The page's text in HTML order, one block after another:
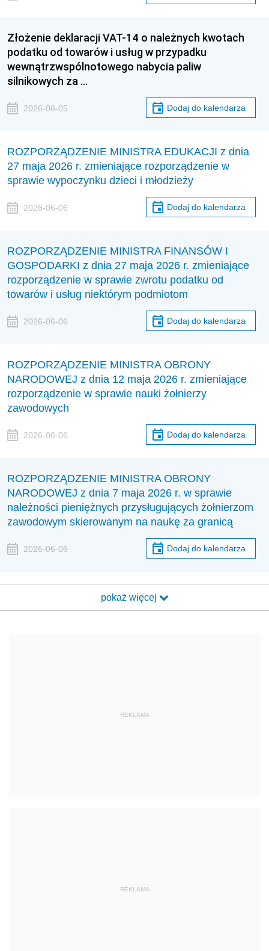
Złożenie deklaracji VAT-14 o należnych kwotach
podatku od towarów i usług w przypadku
wewnątrzwspólnotowego nabycia paliw
silnikowych za …
2026-06-05 Dodaj do kalendarza
ROZPORZĄDZENIE MINISTRA EDUKACJI z dnia
27 maja 2026 r. zmieniające rozporządzenie w
sprawie wypoczynku dzieci i młodzieży
2026-06-06 Dodaj do kalendarza
ROZPORZĄDZENIE MINISTRA FINANSÓW I
GOSPODARKI z dnia 27 maja 2026 r. zmieniające
rozporządzenie w sprawie zwrotu podatku od
towarów i usług niektórym podmiotom
2026-06-06 Dodaj do kalendarza
ROZPORZĄDZENIE MINISTRA OBRONY
NARODOWEJ z dnia 12 maja 2026 r. zmieniające
rozporządzenie w sprawie nauki żołnierzy
zawodowych
2026-06-06 Dodaj do kalendarza
ROZPORZĄDZENIE MINISTRA OBRONY
NARODOWEJ z dnia 7 maja 2026 r. w sprawie
należności pieniężnych przysługujących żołnierzom
zawodowym skierowanym na naukę za granicą
2026-06-06 Dodaj do kalendarza
pokaż więcej
REKLAMA
REKLAMA